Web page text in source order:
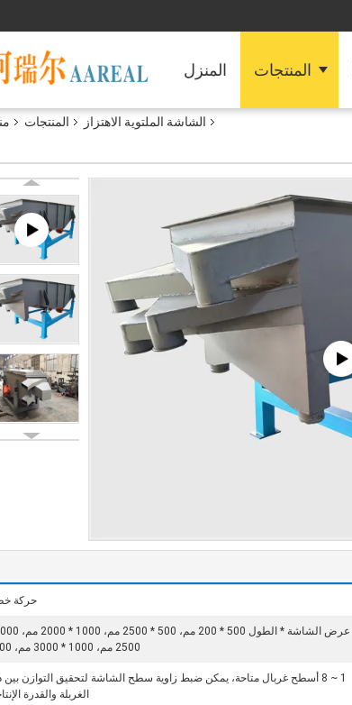
المنزل المنتجات
المنتجات الشاشة الملتوية الاهتزاز
حركة
2500 مم، 1000 * 3000 مم، 1000
1 ~ 8 أسطح غربال متاحة، يمكن ضبط زاوية سطح الشاشة لتحقيق التوازن بين
الغربلة والقدرة